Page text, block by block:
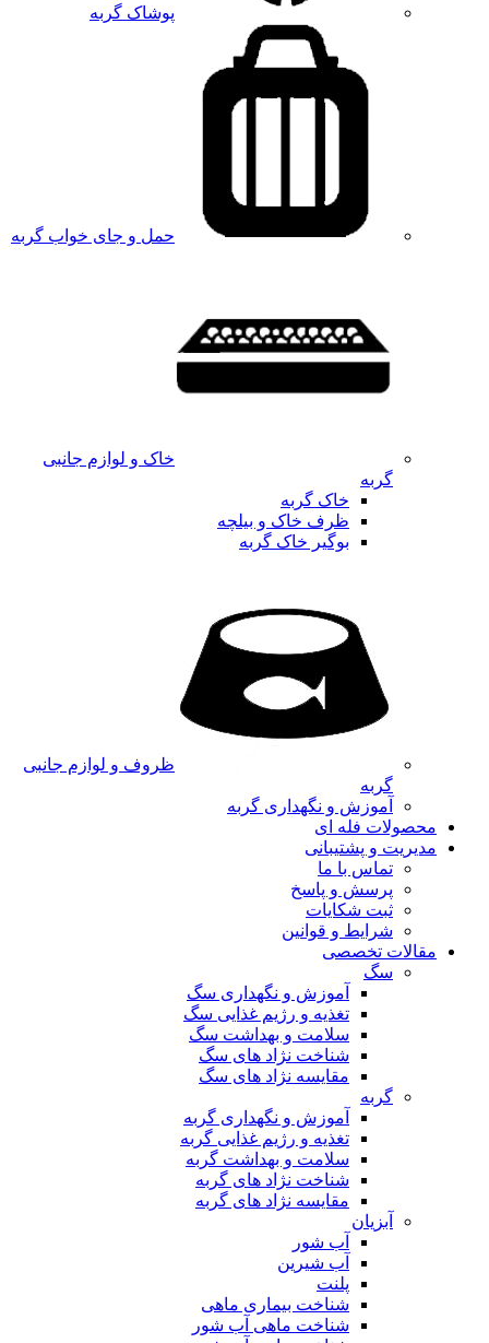
پوشاک گربه
حمل و جای خواب گربه
خاک و لوازم جانبی
گربه
خاک گربه
ظرف خاک و بیلچه
بوگیر خاک گربه
ظروف و لوازم جانبی
گربه
آموزش و نگهداری گربه
محصولات فله ای
مدیریت و پشتیبانی
تماس با ما
پرسش و پاسخ
ثبت شکایات
شرایط و قوانین
مقالات تخصصی
سگ
آموزش و نگهداری سگ
تغذیه و رژیم غذایی سگ
سلامت و بهداشت سگ
شناخت نژاد های سگ
مقایسه نژاد های سگ
گربه
آموزش و نگهداری گربه
تغذیه و رژیم غذایی گربه
سلامت و بهداشت گربه
شناخت نژاد های گربه
مقایسه نژاد های گربه
آبزیان
آب شور
آب شیرین
پلنت
شناخت بیماری ماهی
شناخت ماهی آب شور